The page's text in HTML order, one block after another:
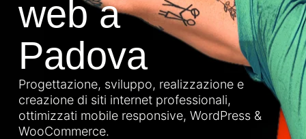
web a
Padova
Progettazione, sviluppo, realizzazione e
creazione di siti internet professionali,
ottimizzati mobile responsive, WordPress &
WooCommerce.